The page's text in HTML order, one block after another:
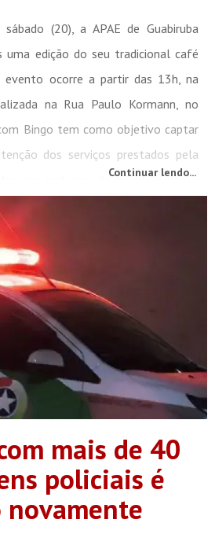
(20), a APAE de Guabiruba
uma edição do seu tradicional café
evento ocorre a partir das 13h, na
na Rua Paulo Kormann, no
Bingo tem como objetivo captar
dos serviços prestados pela
em participar do evento terão o
Continuar lendo...
mais de 40
policiais é
novamente